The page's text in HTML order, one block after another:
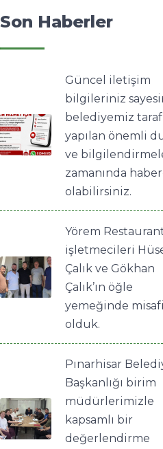
Son Haberler
Güncel iletişim
bilgileriniz
belediyemiz
yapılan önemli
ve
zamanında
olabilirsiniz.
Yörem
işletmecileri
Çalık ve Gökhan
Çalık’ın öğle
yemeğinde
olduk.
Pınarhisar
Başkanlığı birim
müdürlerimizle
kapsamlı bir
değerlendirme